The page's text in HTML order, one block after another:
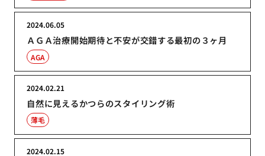
ＡＧＡ治療開始期待と不安が交錯する最初の３ヶ月
2024.06.05
AGA
自然に見えるかつらのスタイリング術
2024.02.21
薄毛
2024.02.15